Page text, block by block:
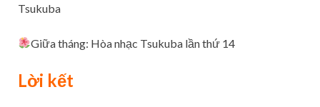
Tsukuba
Giữa tháng: Hòa nhạc Tsukuba lần thứ 14
Lời kết